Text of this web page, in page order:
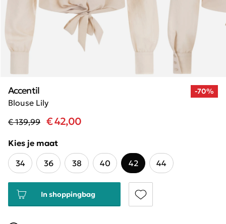
-70%
Blouse Lily
Accentil
€ 139,99 € 42,00
Kies je maat
34
36 38 40 42 44
In shoppingbag